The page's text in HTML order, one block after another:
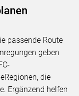
passende Route
geben
die
Ergänzend helfen